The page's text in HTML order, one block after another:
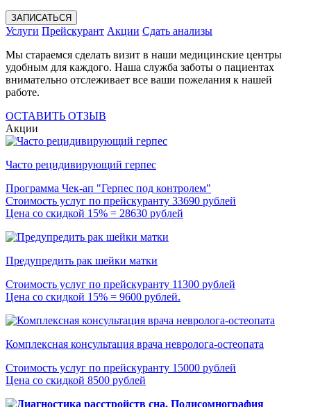
ЗАПИСАТЬСЯ
Услуги Прейскурант Акции Сдать анализы
Мы стараемся сделать визит в наши медицинские центры
удобным для каждого. Наша служба заботы о пациентах
внимательно отслеживает все ваши пожелания к нашей
работе.
ОСТАВИТЬ ОТЗЫВ
Акции
Часто рецидивирующий герпес
Программа Чек-ап "Герпес под контролем"
Стоимость услуг по прейскуранту 33690 рублей
Цена со скидкой 15% = 28630 рублей
Предупредить рак шейки матки
Стоимость услуг по прейскуранту 11300 рублей
Цена со скидкой 15% = 9600 рублей.
Комплексная консультация врача невролога-остеопата
Стоимость услуг по прейскуранту 15000 рублей
Цена со скидкой 8500 рублей